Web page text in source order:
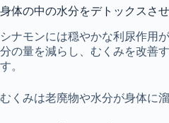
身体の中の水分をデトックスさ
シナモンには穏やかな利尿作用
分の量を減らし、むくみを改善
す。
むくみは老廃物や水分が身体に